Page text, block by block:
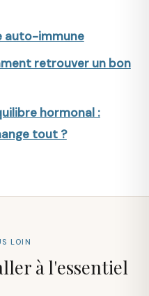
auto-immune
retrouver un bon
hormonal :
tout ?
LOIN
à l'essentiel